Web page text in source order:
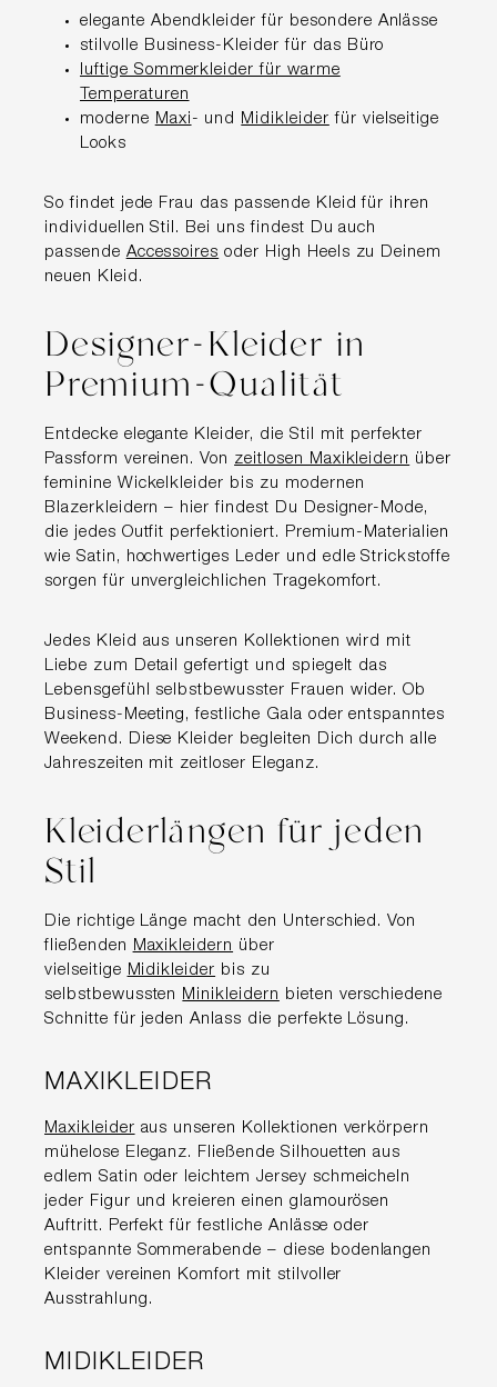
elegante Abendkleider für besondere Anlässe
stilvolle Business-Kleider für das Büro
luftige Sommerkleider für warme
Temperaturen
moderne Maxi - und Midikleider für vielseitige
Looks
So findet jede Frau das passende Kleid für ihren
individuellen Stil. Bei uns findest Du auch
passende Accessoires oder High Heels zu Deinem
neuen Kleid.
Designer-Kleider in
Premium-Qualität
Entdecke elegante Kleider, die Stil mit perfekter
Passform vereinen. Von zeitlosen Maxikleidern über
feminine Wickelkleider bis zu modernen
Blazerkleidern – hier findest Du Designer-Mode,
die jedes Outfit perfektioniert. Premium-Materialien
wie Satin, hochwertiges Leder und edle Strickstoffe
sorgen für unvergleichlichen Tragekomfort.
Jedes Kleid aus unseren Kollektionen wird mit
Liebe zum Detail gefertigt und spiegelt das
Lebensgefühl selbstbewusster Frauen wider. Ob
Business-Meeting, festliche Gala oder entspanntes
Weekend. Diese Kleider begleiten Dich durch alle
Jahreszeiten mit zeitloser Eleganz.
Kleiderlängen für jeden
Stil
Die richtige Länge macht den Unterschied. Von
fließenden Maxikleidern über
vielseitige Midikleider bis zu
selbstbewussten Minikleidern bieten verschiedene
Schnitte für jeden Anlass die perfekte Lösung.
MAXIKLEIDER
Maxikleider aus unseren Kollektionen verkörpern
mühelose Eleganz. Fließende Silhouetten aus
edlem Satin oder leichtem Jersey schmeicheln
jeder Figur und kreieren einen glamourösen
Auftritt. Perfekt für festliche Anlässe oder
entspannte Sommerabende – diese bodenlangen
Kleider vereinen Komfort mit stilvoller
Ausstrahlung.
MIDIKLEIDER